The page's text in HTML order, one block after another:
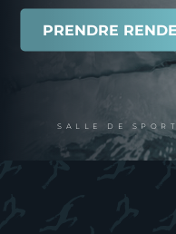
PRENDRE
SALLE DE